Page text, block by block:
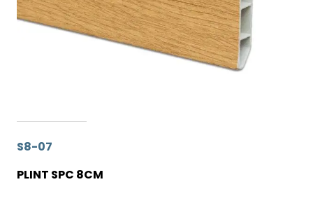
S8-07
PLINT SPC 8CM